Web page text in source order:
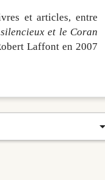
et articles, entre
et le Coran
Laffont en 2007
